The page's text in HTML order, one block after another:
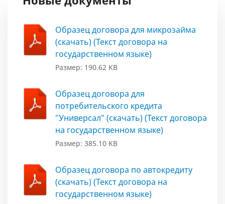
Образец договора для микрозайма
(скачать) (Текст договора на
государственном языке)
Размер: 190.62 KB
Образец договора для
потребительского кредита
"Универсал" (скачать) (Текст договора
на государственном языке)
Размер: 385.10 KB
Образец договора по автокредиту
(скачать) (Текст договора на
государственном языке)